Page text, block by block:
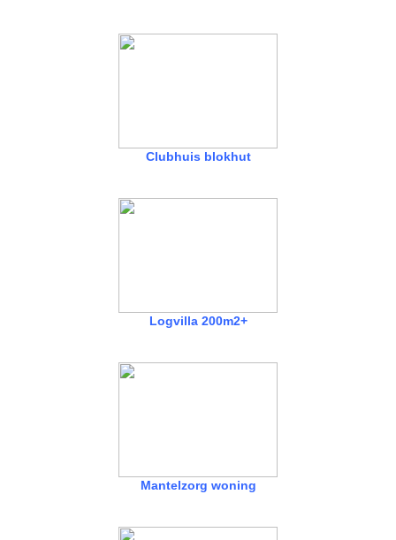
Clubhuis blokhut
Logvilla 200m2+
Mantelzorg woning